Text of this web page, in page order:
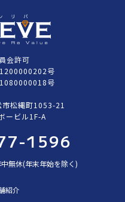
会許可
号
号
松縄町1053-21
ービル1F-A
1596
無休(年末年始を除く)
紹介